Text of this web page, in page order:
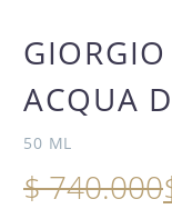
OFERTA
-23%
ACQUA
50 ML
$740.000